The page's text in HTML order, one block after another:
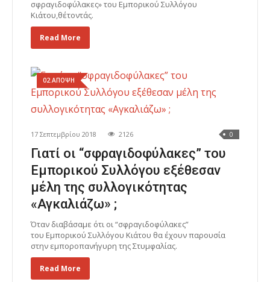
σφραγιδοφύλακες» του Εμπορικού Συλλόγου
Κιάτου,θέτοντάς.
Read More
02.ΑΠΟΨΗ
17 Σεπτεμβρίου 2018 2126 0
Γιατί οι “σφραγιδοφύλακες” του
Εμπορικού Συλλόγου εξέθεσαν
μέλη της συλλογικότητας
«Αγκαλιάζω» ;
Όταν διαβάσαμε ότι οι “σφραγιδοφύλακες”
του Εμπορικού Συλλόγου Κιάτου θα έχουν παρουσία
στην εμποροπανήγυρη της Στυμφαλίας.
Read More